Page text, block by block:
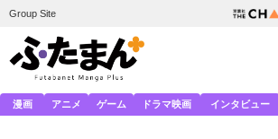
Group Site
漫画 アニメ ゲーム ドラマ映画 インタビュー